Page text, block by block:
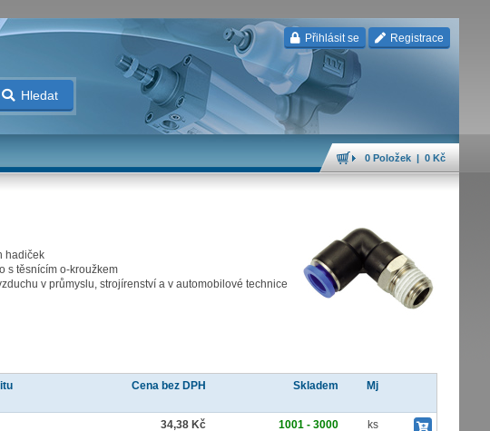
Přihlásit se Registrace
Hledat
0 Položek | 0 Kč
hadiček
s těsnícím o-kroužkem
v průmyslu, strojírenství a v automobilové technice
Cena bez DPH Skladem Mj
34,38 Kč 1001 - 3000 ks